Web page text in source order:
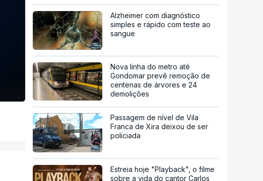
Alzheimer com diagnóstico
simples e rápido com teste ao
sangue
Nova linha do metro até
Gondomar prevê remoção de
centenas de árvores e 24
demolições
Passagem de nível de Vila
Franca de Xira deixou de ser
policiada
Estreia hoje "Playback", o filme
sobre a vida do cantor Carlos